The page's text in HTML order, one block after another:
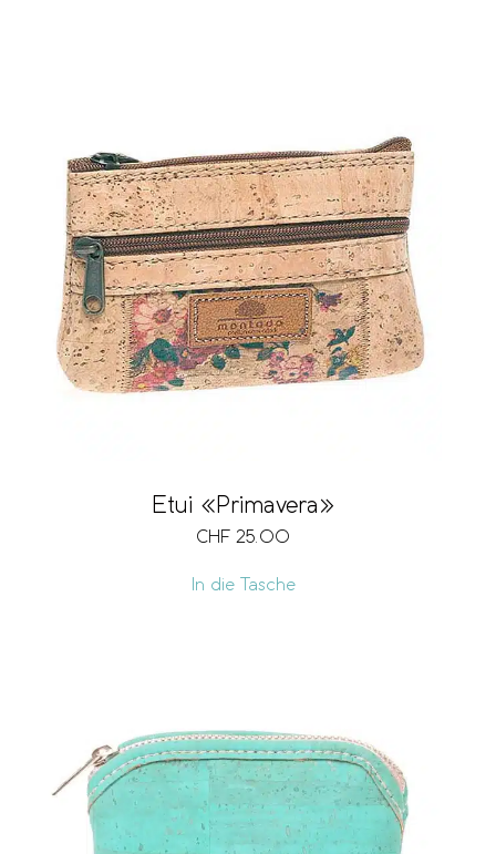
Etui «Primavera»
CHF 25.00
In die Tasche